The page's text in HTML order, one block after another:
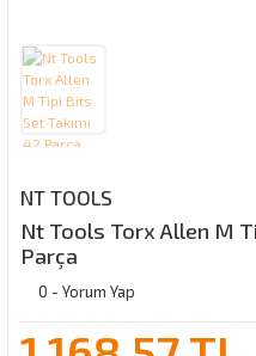
NT TOOLS
Nt Tools Torx Allen M
Parça
0 - Yorum Yap